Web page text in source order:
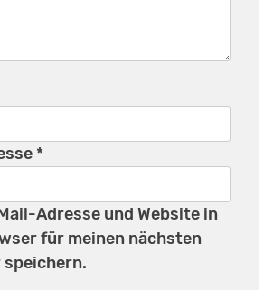
*
Adresse und Website in
für meinen nächsten
speichern.